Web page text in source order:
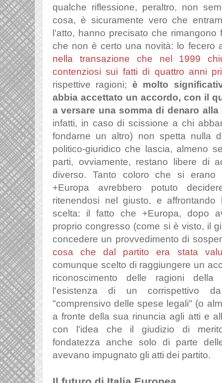
qualche riflessione, peraltro, non
cosa, è sicuramente vero che
l'atto, hanno precisato che
che non è certo una novità: lo fecero
nella transazione che nel 1999
contenziosi sui fatti di quattro anni
rispettive ragioni; è molto
abbia accettato un accordo, con il
a versare una somma di denaro alla
infatti, in caso di scissione a chi
fondarne un altro) non spetta nulla
politico-giuridico che lascia, almeno
parti, ovviamente, restano libere di
diverso. Tanto coloro che si erano
+Europa avrebbero potuto
ritenendosi nel giusto, e
scelta: il fatto che +Europa, dopo
proprio congresso (come si è visto, il
concedere un provvedimento di
cosa che dal partito era stata
comunque scelto di raggiungere un
riconoscimento delle ragioni
l'esistenza di un corrispettivo
"comprensivo delle spese legali" (o
a fronte della sua rinuncia agli atti e
con l'idea che il giudizio di
fondatezza anche solo di parte
avevano impugnato gli atti dei partito.